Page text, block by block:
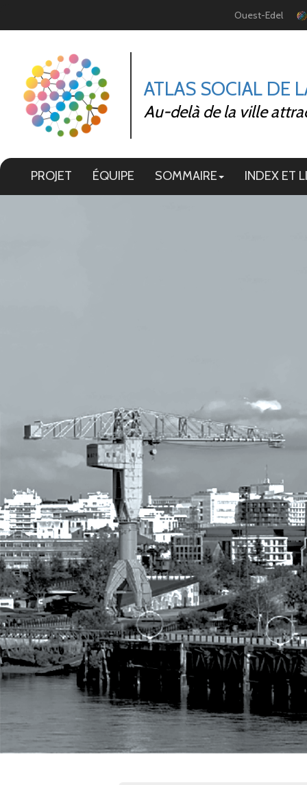
Ouest-Edel
ATLAS SOCIAL DE
Au-delà de la ville
PROJET ÉQUIPE SOMMAIRE INDEX ET